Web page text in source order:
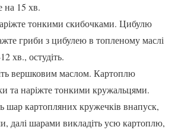
на 15 хв.
тонкими скибочками. Цибулю
гриби з цибулею в топленому маслі
хв., остудіть.
вершковим маслом. Картоплю
та наріжте тонкими кружальцями.
шар картопляних кружечків внапуск,
далі шарами викладіть усю картоплю,